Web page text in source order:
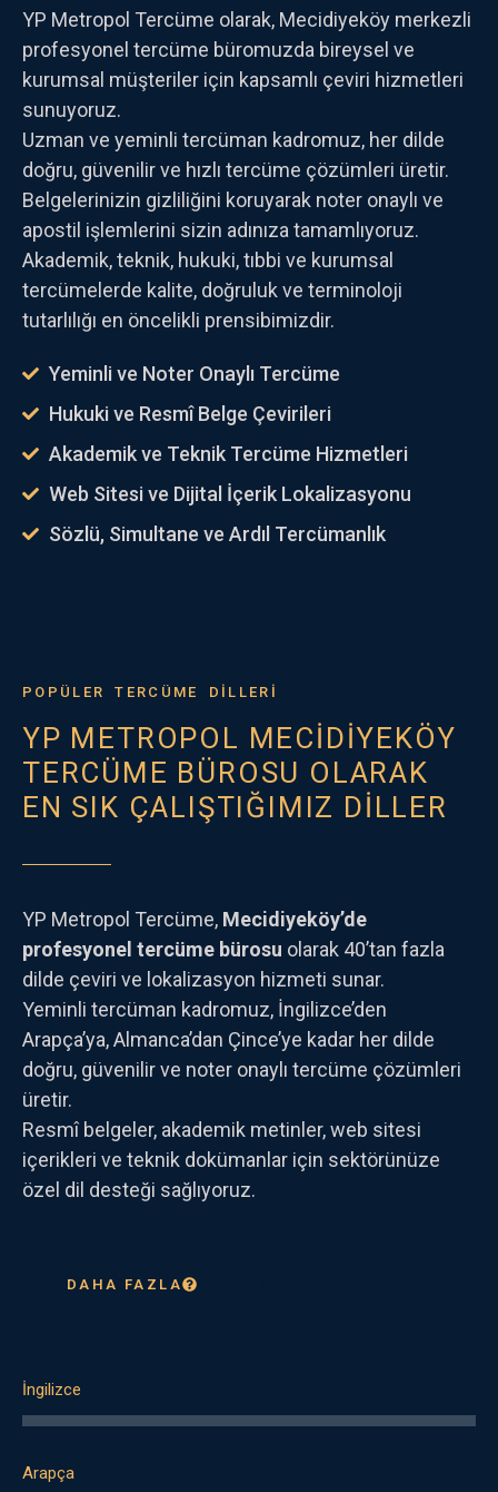
YP Metropol Tercüme olarak, Mecidiyeköy merkezli
profesyonel tercüme büromuzda bireysel ve
kurumsal müşteriler için kapsamlı çeviri hizmetleri
sunuyoruz.
Uzman ve yeminli tercüman kadromuz, her dilde
doğru, güvenilir ve hızlı tercüme çözümleri üretir.
Belgelerinizin gizliliğini koruyarak noter onaylı ve
apostil işlemlerini sizin adınıza tamamlıyoruz.
Akademik, teknik, hukuki, tıbbi ve kurumsal
tercümelerde kalite, doğruluk ve terminoloji
tutarlılığı en öncelikli prensibimizdir.
Yeminli ve Noter Onaylı Tercüme
Hukuki ve Resmî Belge Çevirileri
Akademik ve Teknik Tercüme Hizmetleri
Web Sitesi ve Dijital İçerik Lokalizasyonu
Sözlü, Simultane ve Ardıl Tercümanlık
POPÜLER TERCÜME DİLLERİ
YP METROPOL MECİDİYEKÖY
TERCÜME BÜROSU OLARAK
EN SIK ÇALIŞTIĞIMIZ DİLLER
YP Metropol Tercüme, Mecidiyeköy’de
profesyonel tercüme bürosu olarak 40’tan fazla
dilde çeviri ve lokalizasyon hizmeti sunar.
Yeminli tercüman kadromuz, İngilizce’den
Arapça’ya, Almanca’dan Çince’ye kadar her dilde
doğru, güvenilir ve noter onaylı tercüme çözümleri
üretir.
Resmî belgeler, akademik metinler, web sitesi
içerikleri ve teknik dokümanlar için sektörünüze
özel dil desteği sağlıyoruz.
DAHA FAZLA
İngilizce
Arapça